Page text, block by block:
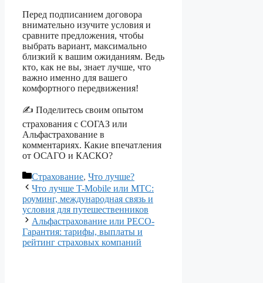
Перед подписанием договора
внимательно изучите условия и
сравните предложения, чтобы
выбрать вариант, максимально
близкий к вашим ожиданиям. Ведь
кто, как не вы, знает лучше, что
важно именно для вашего
комфортного передвижения!
✍️ Поделитесь своим опытом
страхования с СОГАЗ или
Альфастрахование в
комментариях. Какие впечатления
от ОСАГО и КАСКО?
Рубрики
Страхование, Что лучше?
Что лучше T-Mobile или МТС:
роуминг, международная связь и
условия для путешественников
Альфастрахование или РЕСО-
Гарантия: тарифы, выплаты и
рейтинг страховых компаний